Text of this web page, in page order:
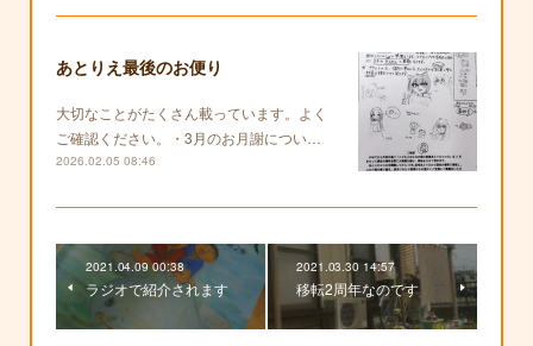
あとりえ最後のお便り
大切なことがたくさん載っています。よく
ご確認ください。・3月のお月謝につい…
2026.02.05 08:46
2021.04.09 00:38
ラジオで紹介されます
2021.03.30 14:57
移転2周年なのです